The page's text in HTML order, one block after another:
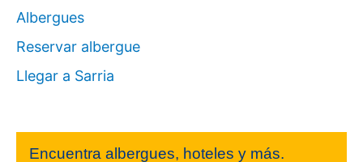
Albergues
Reservar albergue
Llegar a Sarria
Encuentra albergues, hoteles y más.